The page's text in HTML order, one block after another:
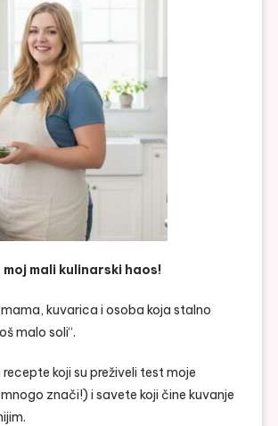
mali kulinarski haos!
mama, kuvarica i osoba koja stalno
malo soli“.
koji su preživeli test moje
znači!) i savete koji čine kuvanje